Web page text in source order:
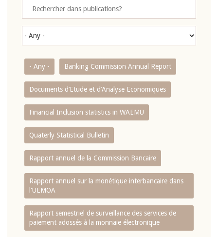
- Any - Banking Commission Annual Report
Documents d’Etude et d’Analyse Economiques
Financial Inclusion statistics in WAEMU
Quaterly Statistical Bulletin
Rapport annuel de la Commission Bancaire
Rapport annuel sur la monétique interbancaire dans
l'UEMOA
Rapport semestriel de surveillance des services de
paiement adossés à la monnaie électronique